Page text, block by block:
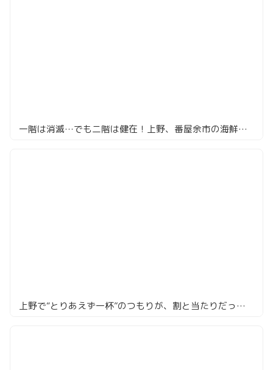
一階は消滅…でも二階は健在！上野、番屋余市の海鮮がやっぱり強い
上野で“とりあえず一杯”のつもりが、割と当たりだった | 酒蔵 神田っ子